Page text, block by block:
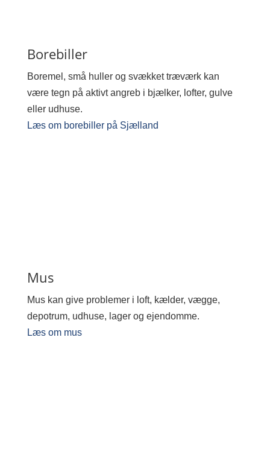
Borebiller
Boremel, små huller og svækket træværk kan
være tegn på aktivt angreb i bjælker, lofter, gulve
eller udhuse.
Læs om borebiller på Sjælland
Mus
Mus kan give problemer i loft, kælder, vægge,
depotrum, udhuse, lager og ejendomme.
Læs om mus